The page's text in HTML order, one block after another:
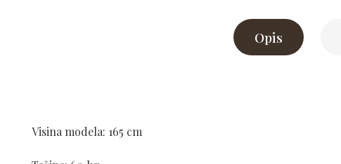
Opis
Visina modela: 165 cm